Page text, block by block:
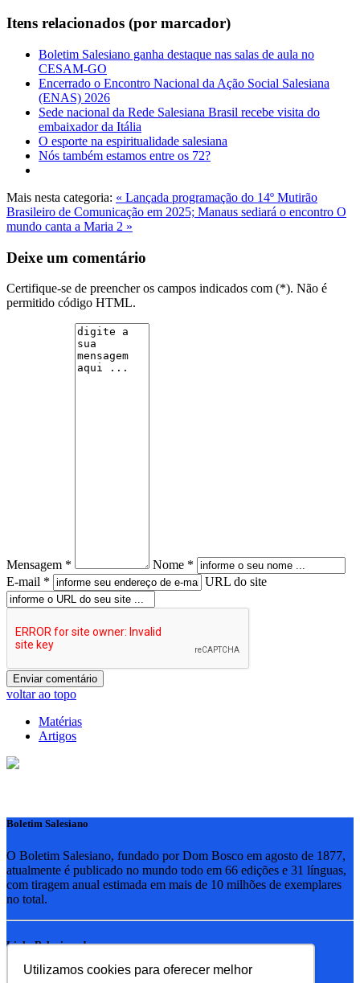
Utilizamos cookies para oferecer melhor
Itens relacionados (por marcador)
Boletim Salesiano ganha destaque nas salas de aula no
CESAM-GO
Encerrado o Encontro Nacional da Ação Social Salesiana
(ENAS) 2026
Sede nacional da Rede Salesiana Brasil recebe visita do
embaixador da Itália
O esporte na espiritualidade salesiana
Nós também estamos entre os 72?
Mais nesta categoria: « Lançada programação do 14º Mutirão
Brasileiro de Comunicação em 2025; Manaus sediará o encontro O
mundo canta a Maria 2 »
Deixe um comentário
Certifique-se de preencher os campos indicados com (*). Não é
permitido código HTML.
Mensagem *
Nome *
E-mail *
URL do site
voltar ao topo
Matérias
Artigos
Boletim Salesiano
O Boletim Salesiano, fundado por Dom Bosco em agosto de 1877,
atualmente é publicado no mundo todo em 66 edições e 31 línguas,
com tiragem anual estimada em mais de 10 milhões de exemplares
no total.
Links Relacionados
RSB - Rede Salesiana Brasil